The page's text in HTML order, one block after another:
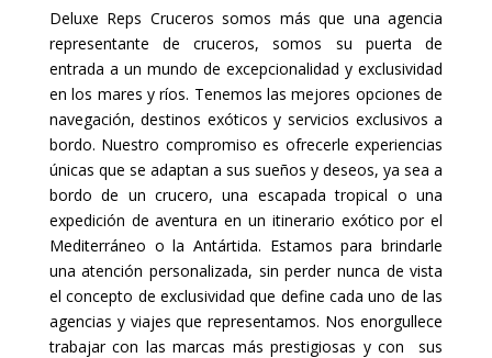
Deluxe Reps Cruceros somos más que una agencia
representante de cruceros, somos su puerta de
entrada a un mundo de excepcionalidad y exclusividad
en los mares y ríos. Tenemos las mejores opciones de
navegación, destinos exóticos y servicios exclusivos a
bordo. Nuestro compromiso es ofrecerle experiencias
únicas que se adaptan a sus sueños y deseos, ya sea a
bordo de un crucero, una escapada tropical o una
expedición de aventura en un itinerario exótico por el
Mediterráneo o la Antártida. Estamos para brindarle
una atención personalizada, sin perder nunca de vista
el concepto de exclusividad que define cada uno de las
agencias y viajes que representamos. Nos enorgullece
trabajar con las marcas más prestigiosas y con sus